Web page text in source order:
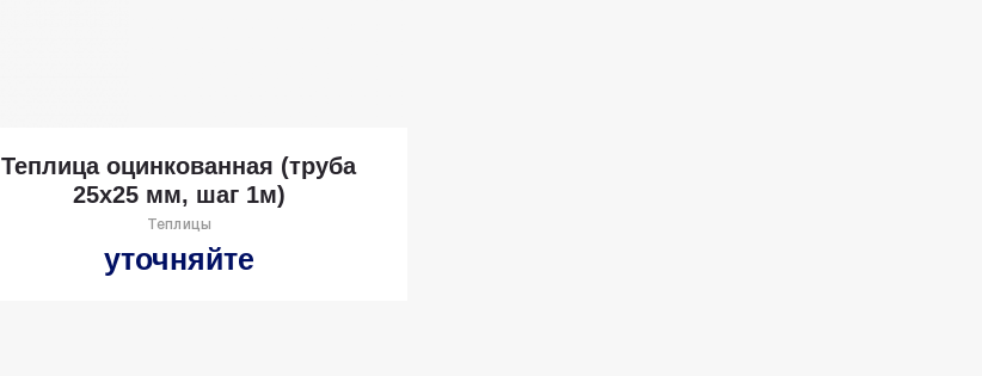
Теплица оцинкованная (труба
25х25 мм, шаг 1м)
Теплицы
уточняйте